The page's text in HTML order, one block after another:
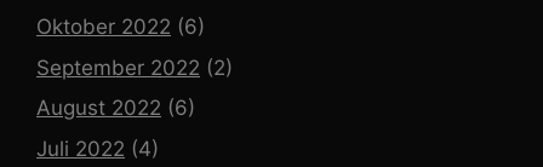
Oktober 2022 (6)
September 2022 (2)
August 2022 (6)
Juli 2022 (4)